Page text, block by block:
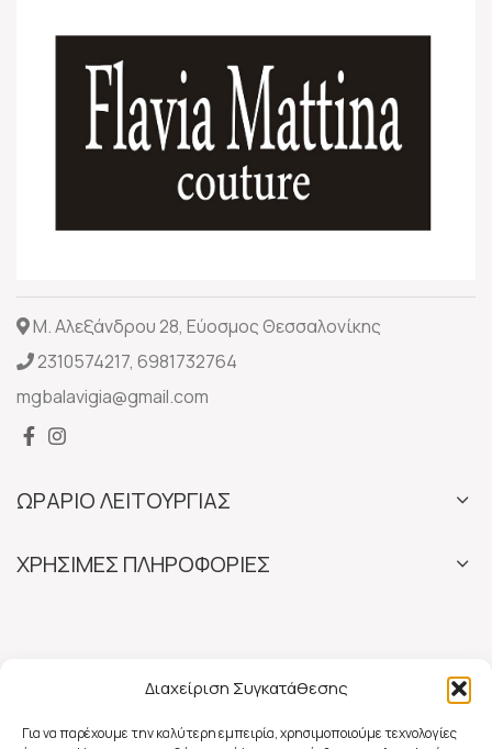
Διαχείριση Συγκατάθεσης
Για να παρέχουμε την καλύτερη εμπειρία, χρησιμοποιούμε τεχνολογίες
Μ. Αλεξάνδρου 28, Εύοσμος Θεσσαλονίκης
2310574217, 6981732764
mgbalavigia@gmail.com
ΩΡΑΡΙΟ ΛΕΙΤΟΥΡΓΙΑΣ
ΧΡΗΣΙΜΕΣ ΠΛΗΡΟΦΟΡΙΕΣ